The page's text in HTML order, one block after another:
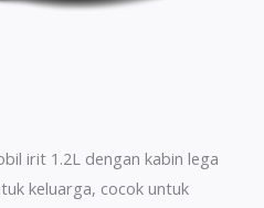
irit 1.2L dengan kabin lega
keluarga, cocok untuk